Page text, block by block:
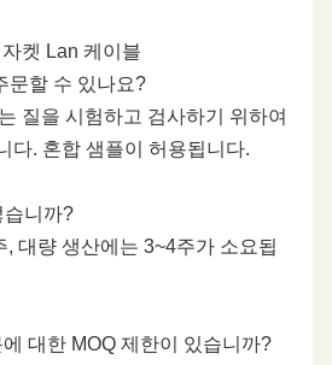
켓 Lan 케이블
문할 수 있나요?
질을 시험하고 검사하기 위하여
다. 혼합 샘플이 허용됩니다.
습니까?
대량 생산에는 3~4주가 소요됩
대한 MOQ 제한이 있습니까?